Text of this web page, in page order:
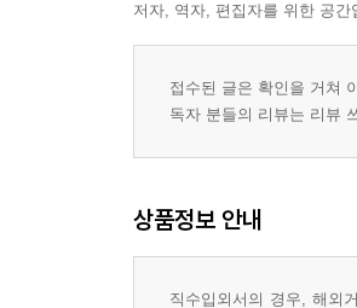
저자, 역자, 편집자를 위한 공
접수된 글은 확인을 거쳐
독자 분들의 리뷰는 리뷰
상품정보 안내
직수입외서의 경우, 해외